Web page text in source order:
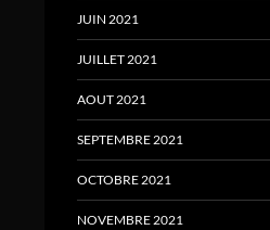
JUIN 2021
JUILLET 2021
AOUT 2021
SEPTEMBRE 2021
OCTOBRE 2021
NOVEMBRE 2021